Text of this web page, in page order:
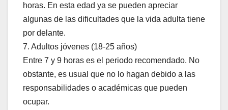
horas. En esta edad ya se pueden apreciar
algunas de las dificultades que la vida adulta tiene
por delante.
7. Adultos jóvenes (18-25 años)
Entre 7 y 9 horas es el periodo recomendado. No
obstante, es usual que no lo hagan debido a las
responsabilidades o académicas que pueden
ocupar.